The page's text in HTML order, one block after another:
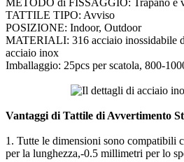
METODO di FISSAGGIO: Trapano e
TATTILE TIPO: Avviso
POSIZIONE: Indoor, Outdoor
MATERIALI: 316 acciaio inossidabile
acciaio inox
Imballaggio: 25pcs per scatola, 800-
Vantaggi di Tattile di Avvertimento
1. Tutte le dimensioni sono compatibili
per la lunghezza,-0.5 millimetri per lo